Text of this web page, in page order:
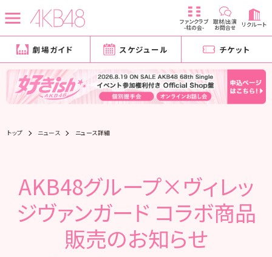
ファンクラブ
-柱の会-
取材/出演
お問合せ リクルート
劇場ガイド スケジュール チケット
トップ ニュース ニュース詳細
AKB48グループ×ヴィレッ
ジヴァンガード コラボ商品
販売のお知らせ